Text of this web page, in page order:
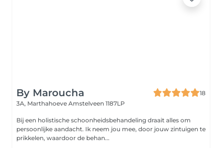
By Maroucha
18
3A, Marthahoeve Amstelveen 1187LP
Bij een holistische schoonheidsbehandeling draait alles om
persoonlijke aandacht. Ik neem jou mee, door jouw zintuigen te
prikkelen, waardoor de behan...